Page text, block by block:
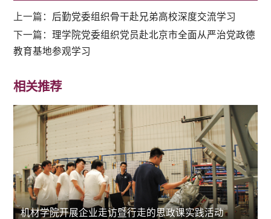
上一篇： 后勤党委组织骨干赴兄弟高校深度交流学习
下一篇：理学院党委组织党员赴北京市全面从严治党政德
教育基地参观学习
相关推荐
机材学院开展企业走访暨行走的思政课实践活动